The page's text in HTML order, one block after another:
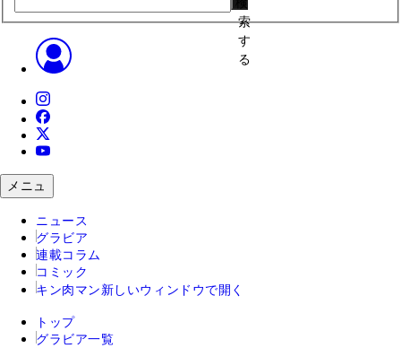
索
す
る
メニュ
ニュース
グラビア
連載コラム
コミック
キン肉マン 新しいウィンドウで開く
トップ
グラビア一覧